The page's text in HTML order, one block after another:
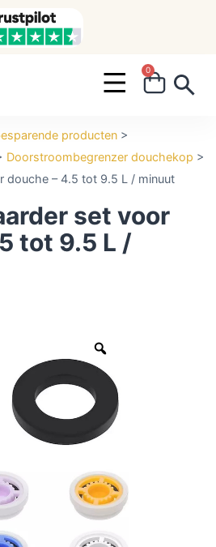
0
producten >
Doorstroombegrenzer douchekop >
douche – 4.5 tot 9.5 L / minuut
set voor
tot 9.5 L /